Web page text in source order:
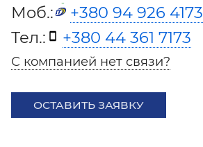
Моб.:
+380 94 926 4173
Тел.:
+380 44 361 7173
С компанией нет связи?
ОСТАВИТЬ ЗАЯВКУ